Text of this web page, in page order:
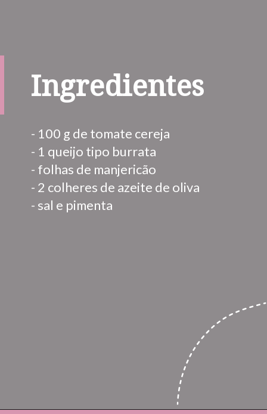
Ingredientes
- 100 g de tomate cereja
- 1 queijo tipo burrata
- folhas de manjericão
- 2 colheres de azeite de oliva
- sal e pimenta